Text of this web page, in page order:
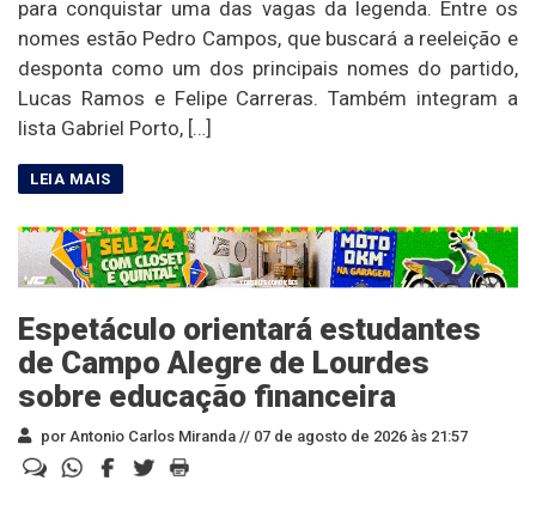
para conquistar uma das vagas da legenda. Entre os
nomes estão Pedro Campos, que buscará a reeleição e
desponta como um dos principais nomes do partido,
Lucas Ramos e Felipe Carreras. Também integram a
lista Gabriel Porto, […]
Espetáculo orientará estudantes
de Campo Alegre de Lourdes
sobre educação financeira
por Antonio Carlos Miranda // 07 de agosto de 2026 às 21:57